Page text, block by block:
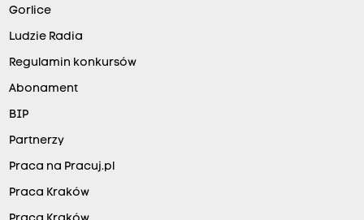
Gorlice
Ludzie Radia
Regulamin konkursów
Abonament
BIP
Partnerzy
Praca na Pracuj.pl
Praca Kraków